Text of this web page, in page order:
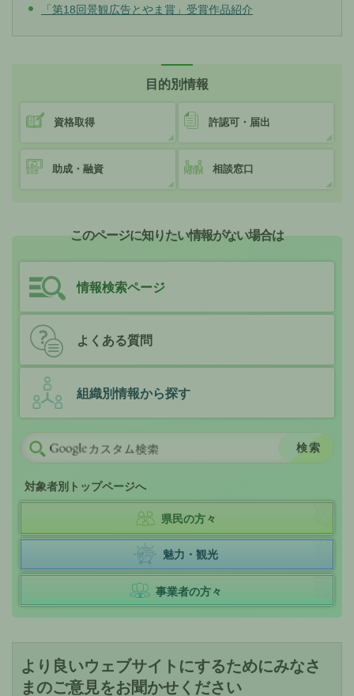
「第18回景観広告とやま賞」受賞作品紹介
目的別情報
資格取得 許認可・届出
助成・融資 相談窓口
このページに知りたい情報がない場合は
情報検索ページ
よくある質問
組織別情報から探す
対象者別トップページへ
県民の方々
魅力・観光
事業者の方々
より良いウェブサイトにするためにみなさ
まのご意見をお聞かせください